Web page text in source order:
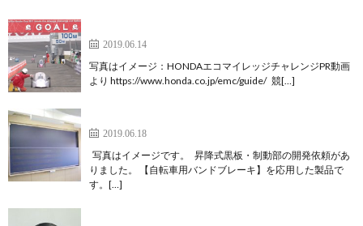
2019.06.14
写真はイメージ：HONDAエコマイレッジチャレンジPR動画
より https://www.honda.co.jp/emc/guide/ 競[…]
2019.06.18
写真はイメージです。 昇降式黒板・制動部の開発依頼があ
りました。 【自転車用バンドブレーキ】を応用した製品で
す。[…]